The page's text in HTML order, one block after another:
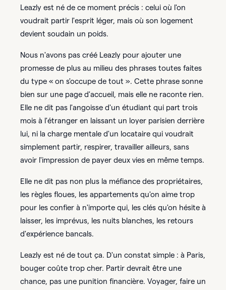
Leazly est né de ce moment précis : celui où l'on
voudrait partir l'esprit léger, mais où son logement
devient soudain un poids.
Nous n'avons pas créé Leazly pour ajouter une
promesse de plus au milieu des phrases toutes faites
du type « on s'occupe de tout ». Cette phrase sonne
bien sur une page d'accueil, mais elle ne raconte rien.
Elle ne dit pas l'angoisse d'un étudiant qui part trois
mois à l'étranger en laissant un loyer parisien derrière
lui, ni la charge mentale d'un locataire qui voudrait
simplement partir, respirer, travailler ailleurs, sans
avoir l'impression de payer deux vies en même temps.
Elle ne dit pas non plus la méfiance des propriétaires,
les règles floues, les appartements qu'on aime trop
pour les confier à n'importe qui, les clés qu'on hésite à
laisser, les imprévus, les nuits blanches, les retours
d'expérience bancals.
Leazly est né de tout ça. D'un constat simple : à Paris,
bouger coûte trop cher. Partir devrait être une
chance, pas une punition financière. Voyager, faire un